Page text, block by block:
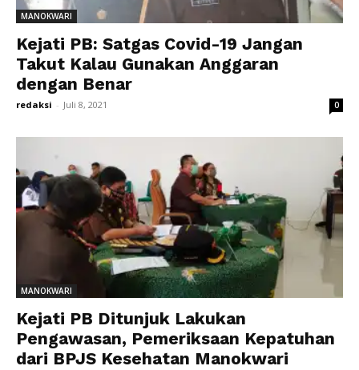
MANOKWARI
Kejati PB: Satgas Covid-19 Jangan
Takut Kalau Gunakan Anggaran
dengan Benar
redaksi - Juli 8, 2021 0
MANOKWARI
Kejati PB Ditunjuk Lakukan
Pengawasan, Pemeriksaan Kepatuhan
dari BPJS Kesehatan Manokwari